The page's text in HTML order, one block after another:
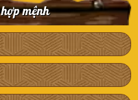
mệnh